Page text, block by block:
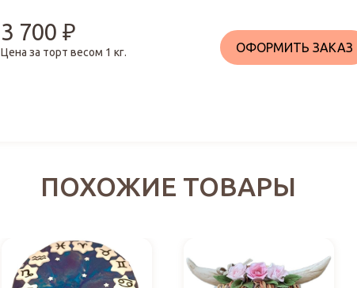
3 700₽
Цена за торт весом 1 кг. ОФОРМИТЬ ЗАКАЗ
ПОХОЖИЕ ТОВАРЫ